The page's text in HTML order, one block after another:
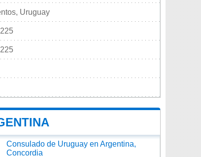
Uruguay
Consulado de Uruguay en Argentina,
Concordia